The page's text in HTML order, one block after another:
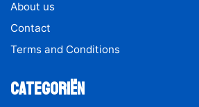
About us
Contact
Terms and Conditions
Categoriën